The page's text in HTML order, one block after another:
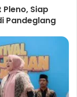
Pleno, Siap
Pandeglang